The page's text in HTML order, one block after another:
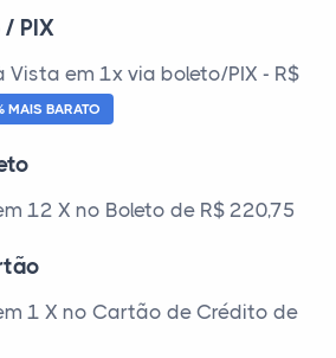
PIX
Vista em 1x via boleto/PIX - R$
MAIS BARATO
12 X no Boleto de R$ 220,75
1 X no Cartão de Crédito de